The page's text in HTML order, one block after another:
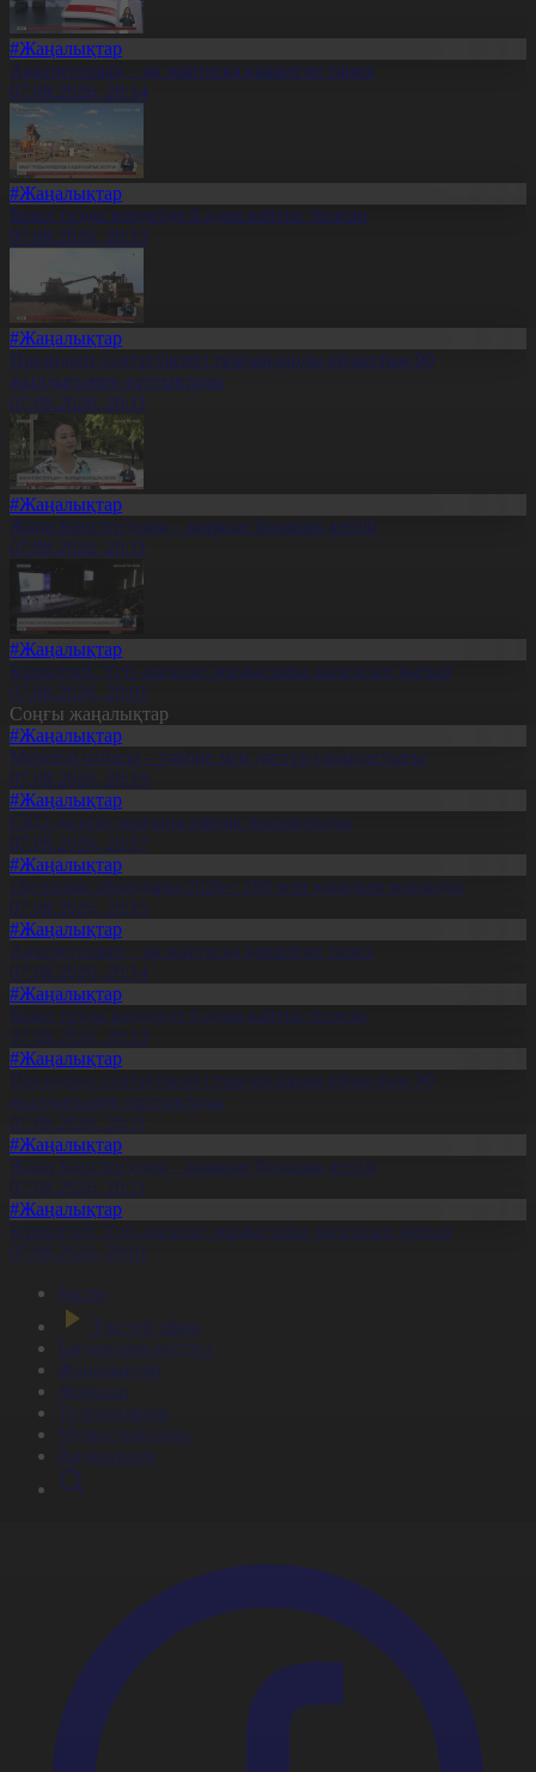
#Жаңалықтар
Ақкерегешың – ақ жартасқа қашалған тарих
07.08.2026, 20:14
#Жаңалықтар
Биыл тұзды көлдерде 6 адам қайтыс болған
07.08.2026, 20:13
#Жаңалықтар
Президент солтүстіктегі тұрғындарды облыстың 90
жылдығымен құттықтады
07.08.2026, 20:11
#Жаңалықтар
Жаңа Конституция – жарқын болашақ кепілі
07.08.2026, 20:11
#Жаңалықтар
Құрылтай: Үгіт-насихат жұмыстары жалғасып жатыр
07.08.2026, 20:01
Соңғы жаңалықтар
#Жаңалықтар
Мерейлі отбасы – тәрбие мен дәстүр сабақтастығы
07.08.2026, 20:19
#Жаңалықтар
СҚО-да егін орағына әзірлік пысықталды
07.08.2026, 20:17
#Жаңалықтар
«Болашақ ойындары-2026»: 180 млн қаралым жиналды
07.08.2026, 20:15
#Жаңалықтар
Ақкерегешың – ақ жартасқа қашалған тарих
07.08.2026, 20:14
#Жаңалықтар
Биыл тұзды көлдерде 6 адам қайтыс болған
07.08.2026, 20:13
#Жаңалықтар
Президент солтүстіктегі тұрғындарды облыстың 90
жылдығымен құттықтады
07.08.2026, 20:11
#Жаңалықтар
Жаңа Конституция – жарқын болашақ кепілі
07.08.2026, 20:11
#Жаңалықтар
Құрылтай: Үгіт-насихат жұмыстары жалғасып жатыр
07.08.2026, 20:01
Басты
Тікелей эфир
Бағдарлама кестесі
Жаңалықтар
Жобалар
Телехикаялар
Мультсериалдар
Видеоархив